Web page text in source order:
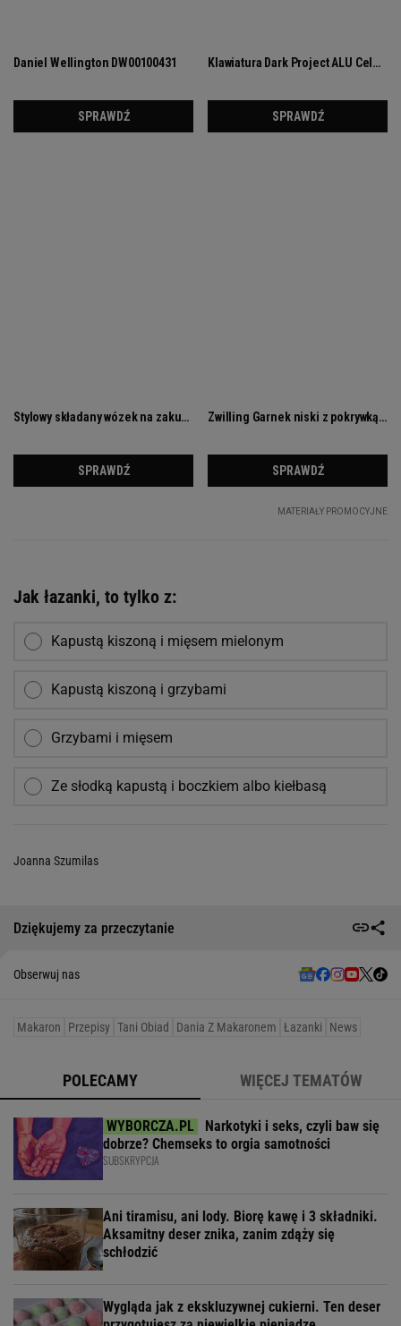
Jak łazanki, to tylko z:
Kapustą kiszoną i mięsem mielonym
Kapustą kiszoną i grzybami
Grzybami i mięsem
Ze słodką kapustą i boczkiem albo kiełbasą
Joanna Szumilas
Dziękujemy za przeczytanie
Obserwuj nas
Makaron Przepisy Tani Obiad Dania Z Makaronem Łazanki News
POLECAMY WIĘCEJ TEMATÓW
Narkotyki i seks, czyli baw się
dobrze? Chemseks to orgia samotności
SUBSKRYPCJA
Ani tiramisu, ani lody. Biorę kawę i 3 składniki.
Aksamitny deser znika, zanim zdąży się
schłodzić
Wygląda jak z ekskluzywnej cukierni. Ten deser